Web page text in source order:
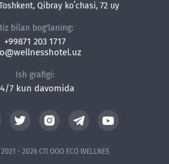
Ish grafigi:
7 kun davomida
+99871 203 1717
bilan bog'laning:
Qibray koʻchasi, 72 uy
- 2026 СП ООО ECO WELLNES